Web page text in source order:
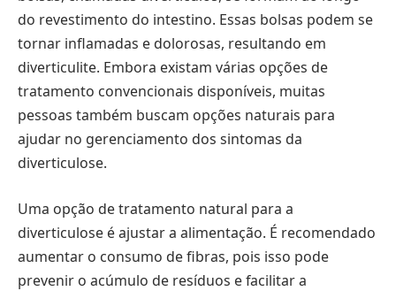
do revestimento do intestino. Essas bolsas podem se
tornar inflamadas e dolorosas, resultando em
diverticulite. Embora existam várias opções de
tratamento convencionais disponíveis, muitas
pessoas também buscam opções naturais para
ajudar no gerenciamento dos sintomas da
diverticulose.
Uma opção de tratamento natural para a
diverticulose é ajustar a alimentação. É recomendado
aumentar o consumo de fibras, pois isso pode
prevenir o acúmulo de resíduos e facilitar a